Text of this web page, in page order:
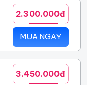
2.300.000đ
MUA NGAY
3.450.000đ